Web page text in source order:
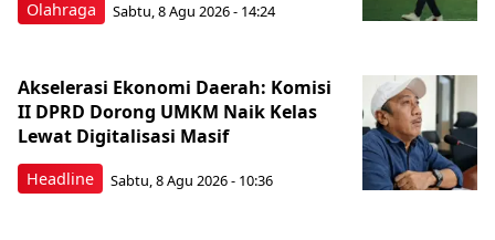
Olahraga Sabtu, 8 Agu 2026 - 14:24
Headline
Akselerasi Ekonomi Daerah: Komisi
II DPRD Dorong UMKM Naik Kelas
Lewat Digitalisasi Masif
Sabtu, 8 Agu 2026 - 10:36